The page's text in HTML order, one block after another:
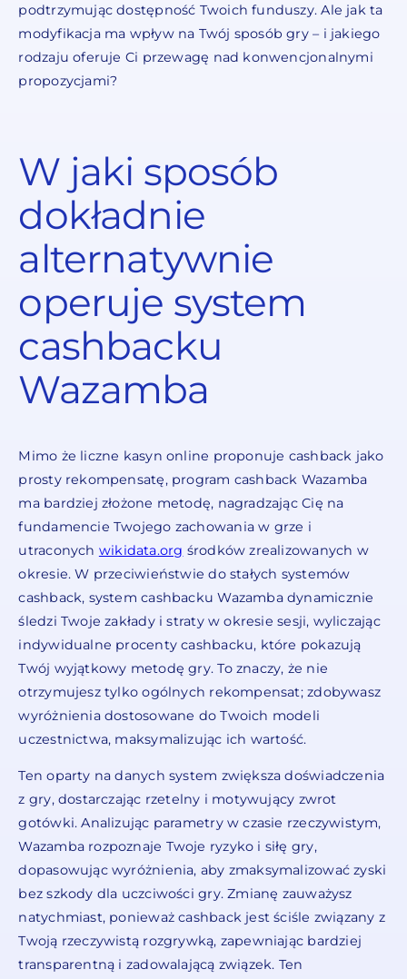
podtrzymując dostępność Twoich funduszy. Ale jak ta
modyfikacja ma wpływ na Twój sposób gry – i jakiego
rodzaju oferuje Ci przewagę nad konwencjonalnymi
propozycjami?
W jaki sposób
dokładnie
alternatywnie
operuje system
cashbacku
Wazamba
Mimo że liczne kasyn online proponuje cashback jako
prosty rekompensatę, program cashback Wazamba
ma bardziej złożone metodę, nagradzając Cię na
fundamencie Twojego zachowania w grze i
utraconych wikidata.org środków zrealizowanych w
okresie. W przeciwieństwie do stałych systemów
cashback, system cashbacku Wazamba dynamicznie
śledzi Twoje zakłady i straty w okresie sesji, wyliczając
indywidualne procenty cashbacku, które pokazują
Twój wyjątkowy metodę gry. To znaczy, że nie
otrzymujesz tylko ogólnych rekompensat; zdobywasz
wyróżnienia dostosowane do Twoich modeli
uczestnictwa, maksymalizując ich wartość.
Ten oparty na danych system zwiększa doświadczenia
z gry, dostarczając rzetelny i motywujący zwrot
gotówki. Analizując parametry w czasie rzeczywistym,
Wazamba rozpoznaje Twoje ryzyko i siłę gry,
dopasowując wyróżnienia, aby zmaksymalizować zyski
bez szkody dla uczciwości gry. Zmianę zauważysz
natychmiast, ponieważ cashback jest ściśle związany z
Twoją rzeczywistą rozgrywką, zapewniając bardziej
transparentną i zadowalającą związek. Ten